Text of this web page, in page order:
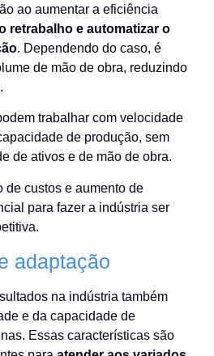
ao aumentar a eficiência
retrabalho e automatizar o
. Dependendo do caso, é
de mão de obra, reduzindo
trabalhar com velocidade
de produção, sem
de ativos e de mão de obra.
de custos e aumento de
para fazer a indústria ser
adaptação
na indústria também
e da capacidade de
Essas características são